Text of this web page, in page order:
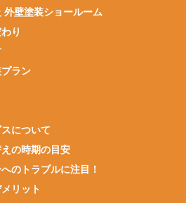
外壁塗装ショールーム
り
ラン
について
の時期の目安
のトラブルに注目！
リット